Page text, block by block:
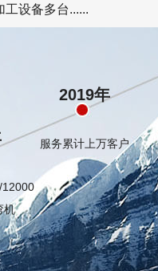
工设备多台......
12000
机
2019年
服务累计上万客户